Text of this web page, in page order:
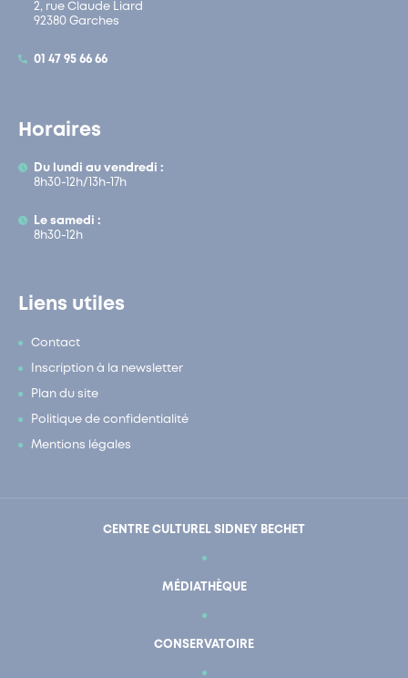
2, rue Claude Liard
92380 Garches
01 47 95 66 66
Horaires
Du lundi au vendredi :
8h30-12h/13h-17h
Le samedi :
8h30-12h
Liens utiles
Contact
Inscription à la newsletter
Plan du site
Politique de confidentialité
Mentions légales
CENTRE CULTUREL SIDNEY BECHET
MÉDIATHÈQUE
CONSERVATOIRE